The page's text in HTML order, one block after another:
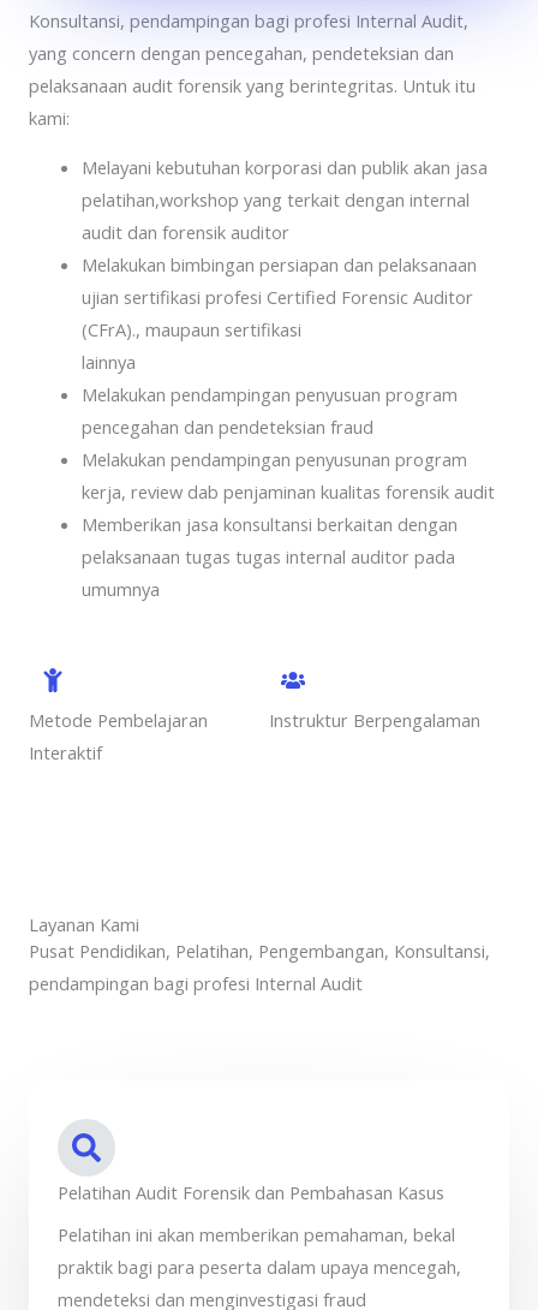
Konsultansi, pendampingan bagi profesi Internal Audit,
yang concern dengan pencegahan, pendeteksian dan
pelaksanaan audit forensik yang berintegritas. Untuk itu
kami:
Melayani kebutuhan korporasi dan publik akan jasa
pelatihan,workshop yang terkait dengan internal
audit dan forensik auditor
Melakukan bimbingan persiapan dan pelaksanaan
ujian sertifikasi profesi Certified Forensic Auditor
(CFrA)., maupaun sertifikasi
lainnya
Melakukan pendampingan penyusuan program
pencegahan dan pendeteksian fraud
Melakukan pendampingan penyusunan program
kerja, review dab penjaminan kualitas forensik audit
Memberikan jasa konsultansi berkaitan dengan
pelaksanaan tugas tugas internal auditor pada
umumnya
Metode Pembelajaran
Interaktif
Instruktur Berpengalaman
Layanan Kami
Pusat Pendidikan, Pelatihan, Pengembangan, Konsultansi,
pendampingan bagi profesi Internal Audit
Pelatihan Audit Forensik dan Pembahasan Kasus
Pelatihan ini akan memberikan pemahaman, bekal
praktik bagi para peserta dalam upaya mencegah,
mendeteksi dan menginvestigasi fraud